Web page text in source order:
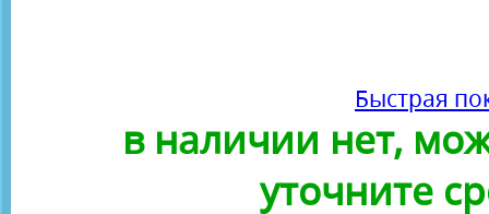
Быстрая
в наличии нет,
уточните